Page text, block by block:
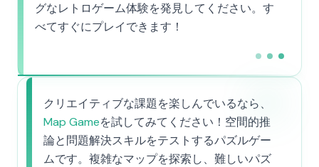
グなレトロゲーム体験を発見してください。す
べてすぐにプレイできます！
クリエイティブな課題を楽しんでいるなら、
Map Gameを試してみてください！空間的推
論と問題解決スキルをテストするパズルゲー
ムです。複雑なマップを探索し、難しいパズ